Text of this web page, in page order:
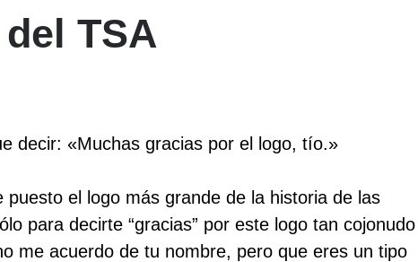
TSA
decir: «Muchas gracias por el logo, tío.»
puesto el logo más grande de la historia de las
para decirte “gracias” por este logo tan cojonudo
me acuerdo de tu nombre, pero que eres un tipo